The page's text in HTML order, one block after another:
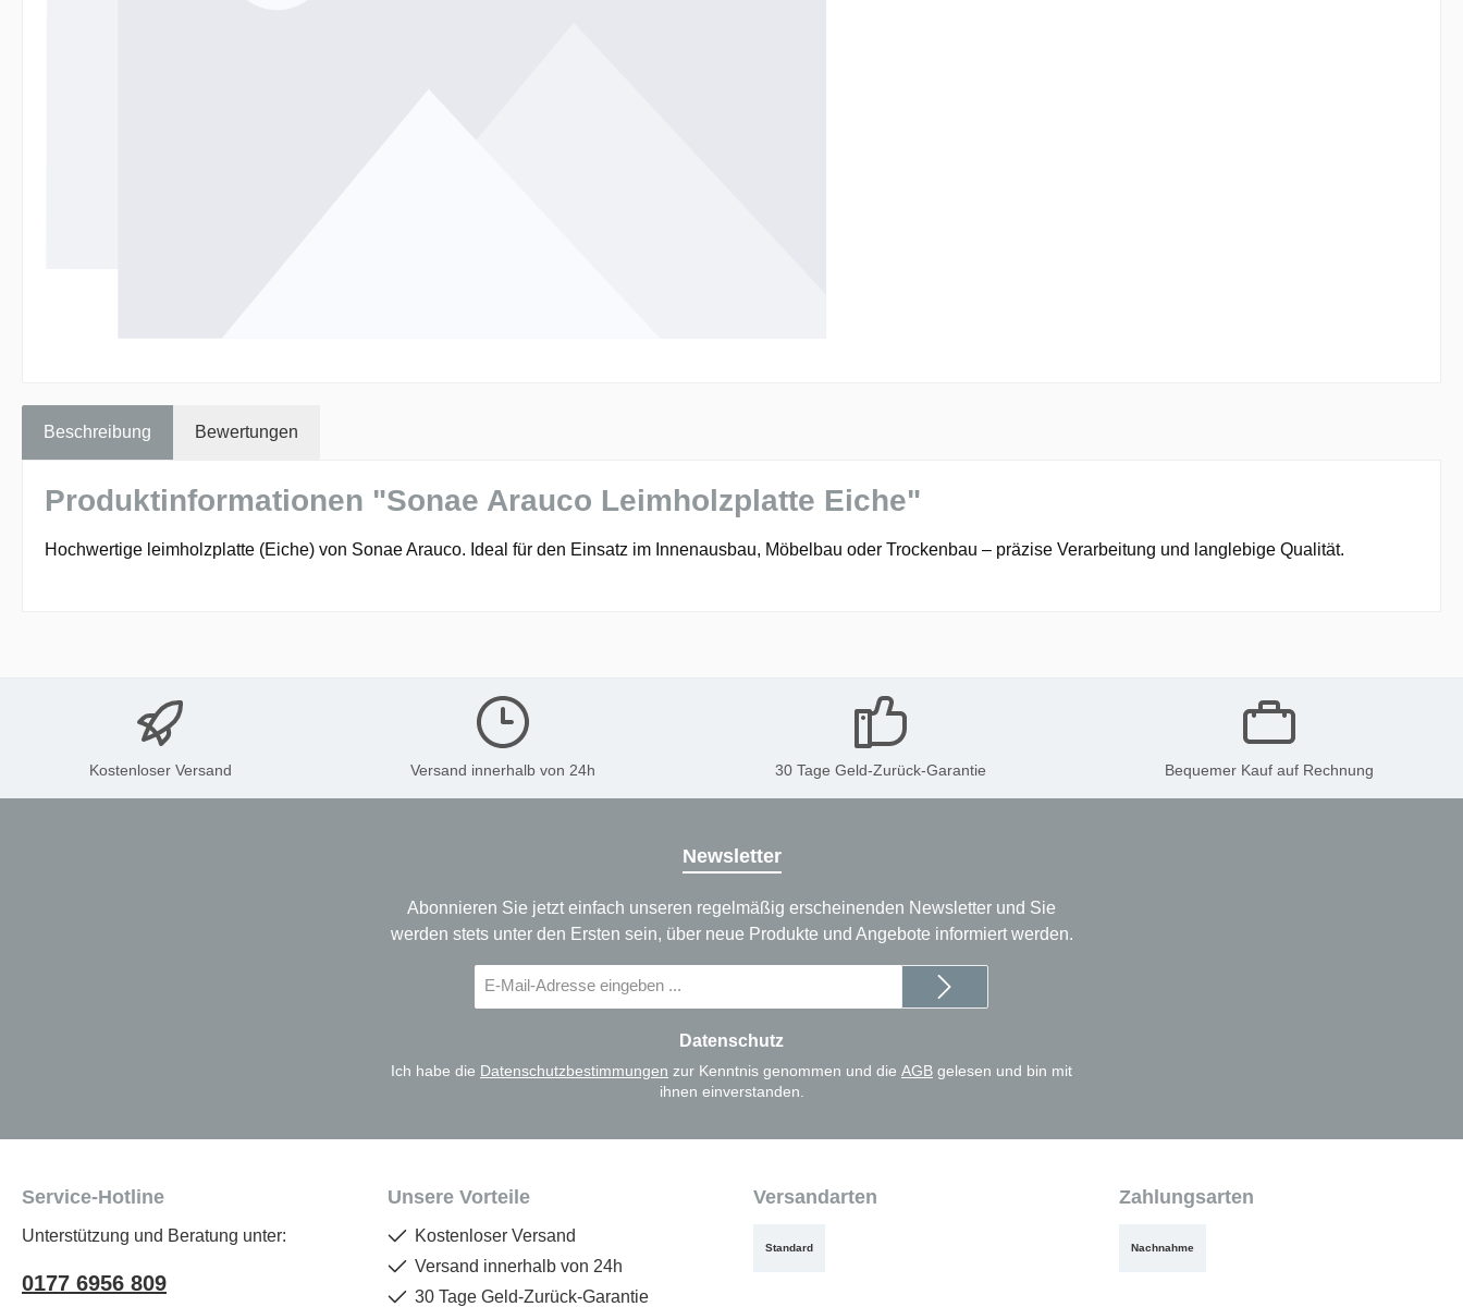
Beschreibung Bewertungen
Produktinformationen "Sonae Arauco Leimholzplatte Eiche"
Hochwertige leimholzplatte (Eiche) von Sonae Arauco. Ideal für den Einsatz im Innenausbau, Möbelbau oder Trockenbau – präzise Verarbeitung und langlebige Qualität.
Kostenloser Versand Versand innerhalb von 24h 30 Tage Geld-Zurück-Garantie Bequemer Kauf auf Rechnung
Newsletter
Abonnieren Sie jetzt einfach unseren regelmäßig erscheinenden Newsletter und Sie
werden stets unter den Ersten sein, über neue Produkte und Angebote informiert werden.
Mail-
Datenschutz
Ich habe die Datenschutzbestimmungen zur Kenntnis genommen und die AGB gelesen und bin mit
ihnen einverstanden.
Service-Hotline
Unterstützung und Beratung unter:
0177 6956 809
Unsere Vorteile
Kostenloser Versand
Versand innerhalb von 24h
30 Tage Geld-Zurück-Garantie
Versandarten
Standard
Zahlungsarten
Nachnahme